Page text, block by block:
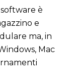
è
e
ma, in
Mac